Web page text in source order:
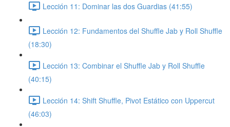
Lección 11: Dominar las dos Guardias (41:55)
Lección 12: Fundamentos del Shuffle Jab y Roll Shuffle
(18:30)
Lección 13: Combinar el Shuffle Jab y Roll Shuffle
(40:15)
Lección 14: Shift Shuffle, Pivot Estático con Uppercut
(46:03)